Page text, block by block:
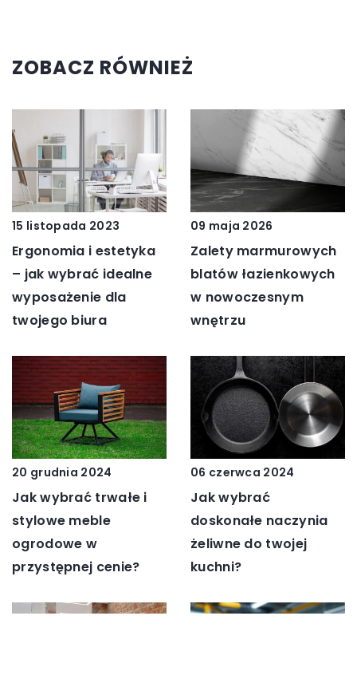
ZOBACZ RÓWNIEŻ
15 listopada 2023
Ergonomia i estetyka
– jak wybrać idealne
wyposażenie dla
twojego biura
09 maja 2026
Zalety marmurowych
blatów łazienkowych
w nowoczesnym
wnętrzu
20 grudnia 2024
Jak wybrać trwałe i
stylowe meble
ogrodowe w
przystępnej cenie?
06 czerwca 2024
Jak wybrać
doskonałe naczynia
żeliwne do twojej
kuchni?